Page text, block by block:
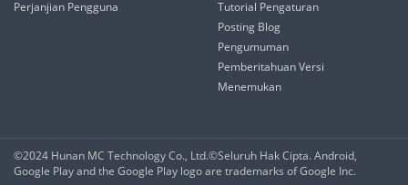
Perjanjian Pengguna
Tutorial Pengaturan
Posting Blog
Pengumuman
Pemberitahuan Versi
Menemukan
©2024 Hunan MC Technology Co., Ltd.©️Seluruh Hak Cipta. Android,
Google Play and the Google Play logo are trademarks of Google Inc.